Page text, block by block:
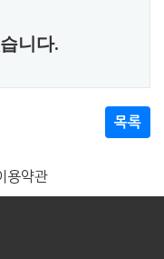
니다.
목록
용약관